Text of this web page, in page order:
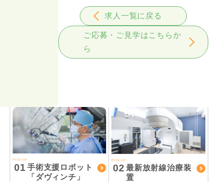
求人一覧に戻る
ご応募・ご見学はこちらか
ら
PICK UP
01 手術支援ロボット
「ダヴィンチ」
PICK UP
02 最新放射線治療装
置